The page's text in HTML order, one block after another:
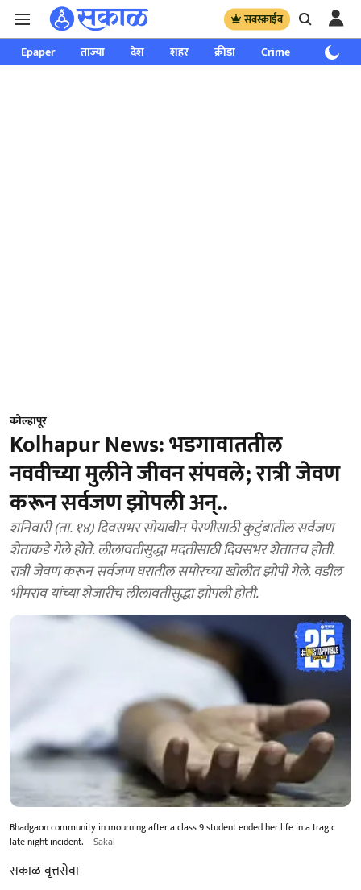
सबस्क्राईब
Epaper ताज्या देश शहर क्रीडा Crime साप्ताहिक
कोल्हापूर
Kolhapur News: भडगावाततील
नववीच्या मुलीने जीवन संपवले; रात्री जेवण
करून सर्वजण झाेपली अन्..
शनिवारी (ता. १४) दिवसभर सोयाबीन पेरणीसाठी कुटुंबातील सर्वजण
शेताकडे गेले होते. लीलावतीसुद्धा मदतीसाठी दिवसभर शेतातच होती.
रात्री जेवण करून सर्वजण घरातील समोरच्या खोलीत झोपी गेले. वडील
भीमराव यांच्या शेजारीच लीलावतीसुद्धा झोपली होती.
Bhadgaon community in mourning after a class 9 student ended her life in a tragic
late-night incident.
Sakal
सकाळ वृत्तसेवा